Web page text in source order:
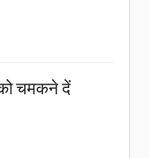
चमकने दें